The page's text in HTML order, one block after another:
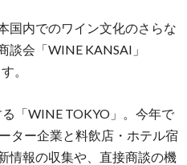
国内でのワイン文化のさらな
会「WINE KANSAI」
。
「WINE TOKYO」。今年で
ター企業と料飲店・ホテル宿
情報の収集や、直接商談の機